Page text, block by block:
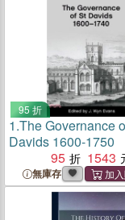
95 折
1.The Governance
Davids 1600-1750
95
1543
無庫存